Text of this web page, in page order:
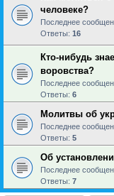
человеке?
Последнее
Ответы: 16
Кто-нибудь
воровства?
Последнее
Ответы: 6
Молитвы об
Последнее
Ответы: 5
Об
Последнее
Ответы: 7